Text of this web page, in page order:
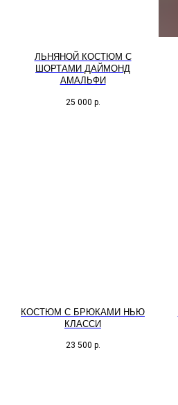
ЛЬНЯНОЙ КОСТЮМ С
ШОРТАМИ ДАЙМОНД
АМАЛЬФИ
25 000 р.
КОСТЮМ С БРЮКАМИ НЬЮ
КЛАССИ
23 500 р.